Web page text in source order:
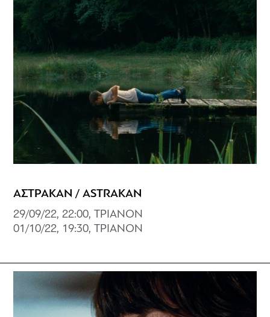
ΑΣΤΡΑΚΑΝ / ASTRAKAN
29/09/22, 22:00, ΤΡΙΑΝΟΝ
01/10/22, 19:30, ΤΡΙΑΝΟΝ